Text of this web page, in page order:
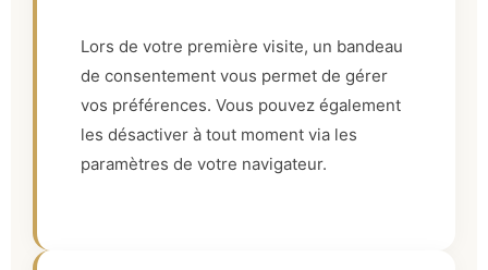
Lors de votre première visite, un bandeau
de consentement vous permet de gérer
vos préférences. Vous pouvez également
les désactiver à tout moment via les
paramètres de votre navigateur.